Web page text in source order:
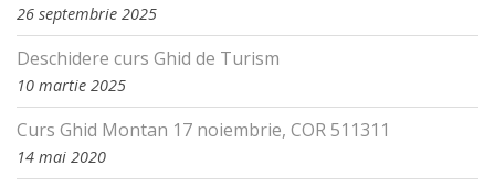
26 septembrie 2025
Deschidere curs Ghid de Turism
10 martie 2025
Curs Ghid Montan 17 noiembrie, COR 511311
14 mai 2020